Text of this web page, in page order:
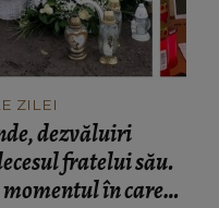
ZILEI
dezvăluiri
fratelui său.
în care